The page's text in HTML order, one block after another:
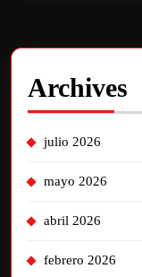
Archives
julio 2026
mayo 2026
abril 2026
febrero 2026